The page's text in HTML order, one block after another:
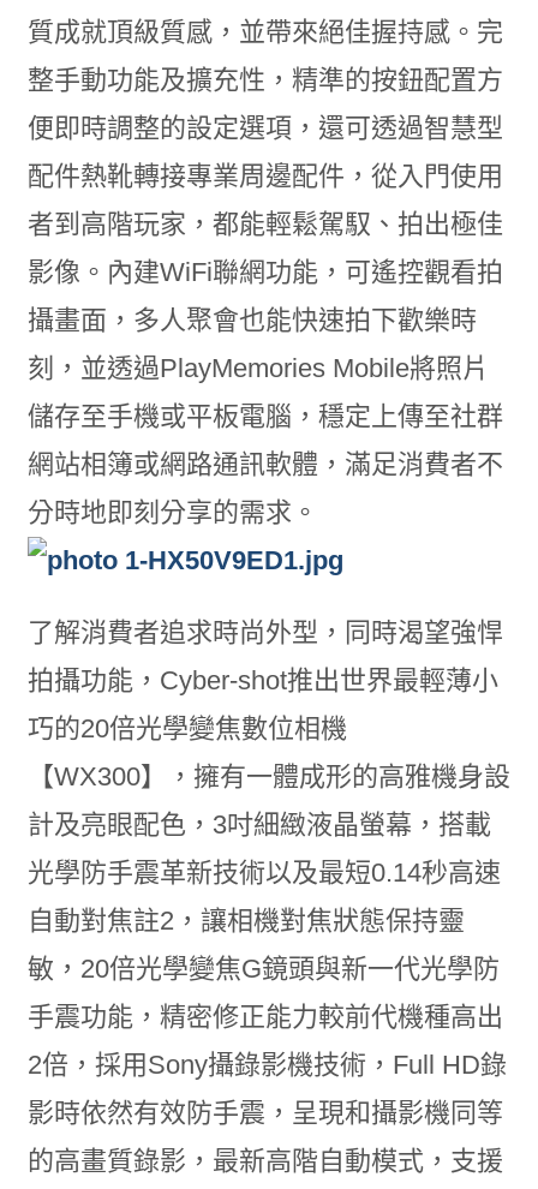
質成就頂級質感，並帶來絕佳握持感。完
整手動功能及擴充性，精準的按鈕配置方
便即時調整的設定選項，還可透過智慧型
配件熱靴轉接專業周邊配件，從入門使用
者到高階玩家，都能輕鬆駕馭、拍出極佳
影像。內建WiFi聯網功能，可遙控觀看拍
攝畫面，多人聚會也能快速拍下歡樂時
刻，並透過PlayMemories Mobile將照片
儲存至手機或平板電腦，穩定上傳至社群
網站相簿或網路通訊軟體，滿足消費者不
分時地即刻分享的需求。
了解消費者追求時尚外型，同時渴望強悍
拍攝功能，Cyber-shot推出世界最輕薄小
巧的20倍光學變焦數位相機
【WX300】，擁有一體成形的高雅機身設
計及亮眼配色，3吋細緻液晶螢幕，搭載
光學防手震革新技術以及最短0.14秒高速
自動對焦註2，讓相機對焦狀態保持靈
敏，20倍光學變焦G鏡頭與新一代光學防
手震功能，精密修正能力較前代機種高出
2倍，採用Sony攝錄影機技術，Full HD錄
影時依然有效防手震，呈現和攝影機同等
的高畫質錄影，最新高階自動模式，支援